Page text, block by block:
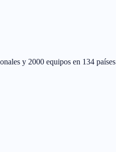
y 2000 equipos en 134 países